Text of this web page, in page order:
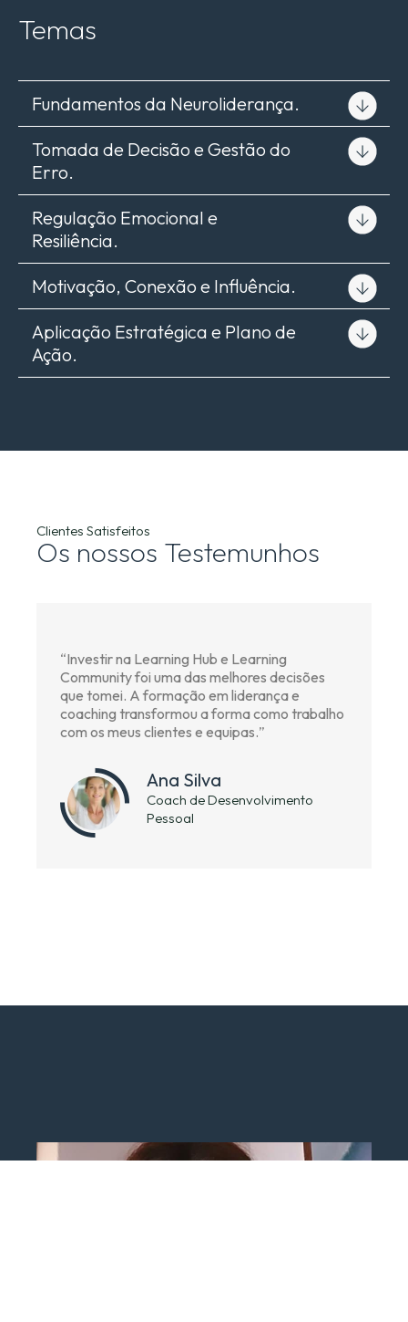
Temas
Fundamentos da Neuroliderança.
Tomada de Decisão e Gestão do
Erro.
Regulação Emocional e
Resiliência.
Motivação, Conexão e Influência.
Aplicação Estratégica e Plano de
Ação.
Clientes Satisfeitos
Os nossos Testemunhos
“Investir na Learning Hub e Learning
Community foi uma das melhores decisões
que tomei. A formação em liderança e
coaching transformou a forma como trabalho
com os meus clientes e equipas.”
Ana Silva
Coach de Desenvolvimento
Pessoal